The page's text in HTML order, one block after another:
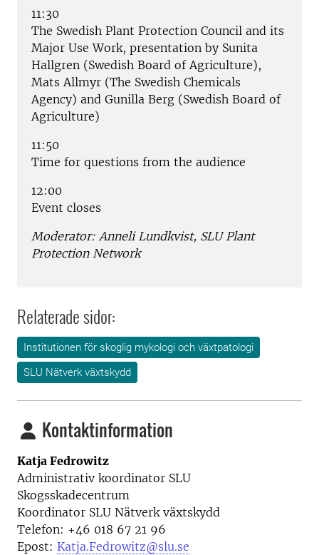
11:30
The Swedish Plant Protection Council and its
Major Use Work, presentation by Sunita
Hallgren (Swedish Board of Agriculture),
Mats Allmyr (The Swedish Chemicals
Agency) and Gunilla Berg (Swedish Board of
Agriculture)
11:50
Time for questions from the audience
12:00
Event closes
Moderator: Anneli Lundkvist, SLU Plant
Protection Network
Relaterade sidor:
Institutionen för skoglig mykologi och växtpatologi
SLU Nätverk växtskydd
Kontaktinformation
Katja Fedrowitz
Administrativ koordinator SLU
Skogsskadecentrum
Koordinator SLU Nätverk växtskydd
Telefon: +46 018 67 21 96
Epost: Katja.Fedrowitz@slu.se